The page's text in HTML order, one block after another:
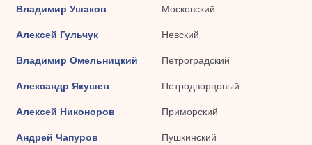
Владимир Ушаков Московский
Алексей Гульчук Невский
Владимир Омельницкий Петроградский
Александр Якушев Петродворцовый
Алексей Никоноров Приморский
Андрей Чапуров Пушкинский